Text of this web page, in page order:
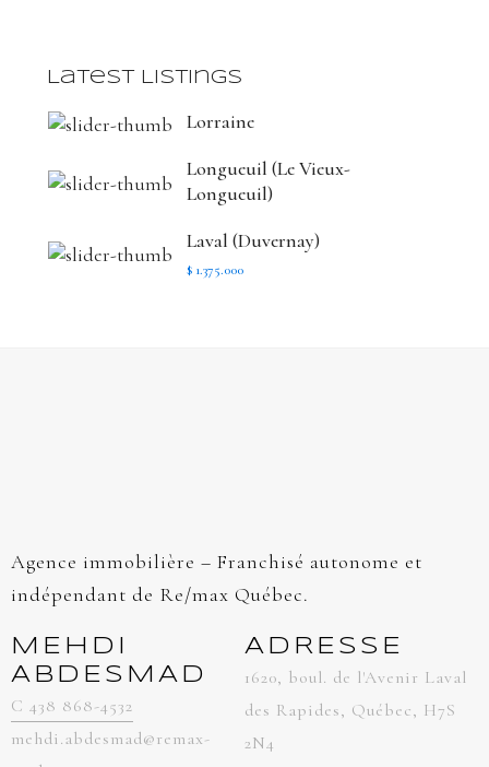
Latest Listings
Lorraine
Longueuil (Le Vieux-
Longueuil)
Laval (Duvernay)
$ 1.375.000
Agence immobilière – Franchisé autonome et
indépendant de Re/max Québec.
MEHDI
ABDESMAD
C 438 868-4532
mehdi.abdesmad@remax-
ADRESSE
1620, boul. de l'Avenir Laval
des Rapides, Québec, H7S
2N4